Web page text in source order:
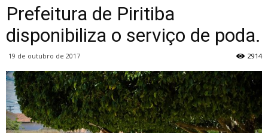
Municipal
Piritiba
Prefeitura de Piritiba
disponibiliza o serviço de poda.
19 de outubro de 2017 2914